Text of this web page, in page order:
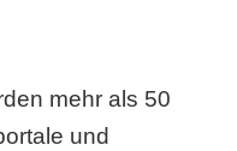
mehr als 50
und